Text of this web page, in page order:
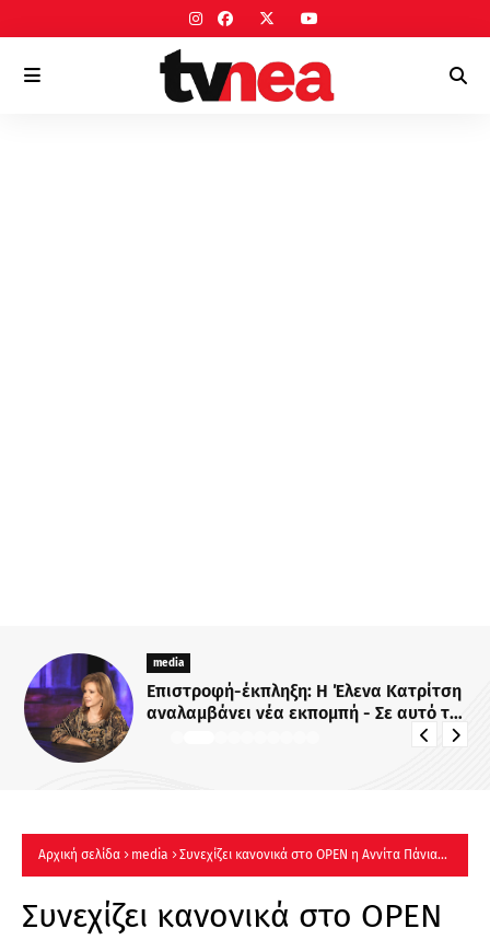
media
Επιστροφή-έκπληξη: Η Έλενα Κατρίτση
αναλαμβάνει νέα εκπομπή - Σε αυτό το
Αρχική σελίδα media Συνεχίζει κανονικά στο OPEN η Αννίτα Πάνια...
Συνεχίζει κανονικά στο OPEN